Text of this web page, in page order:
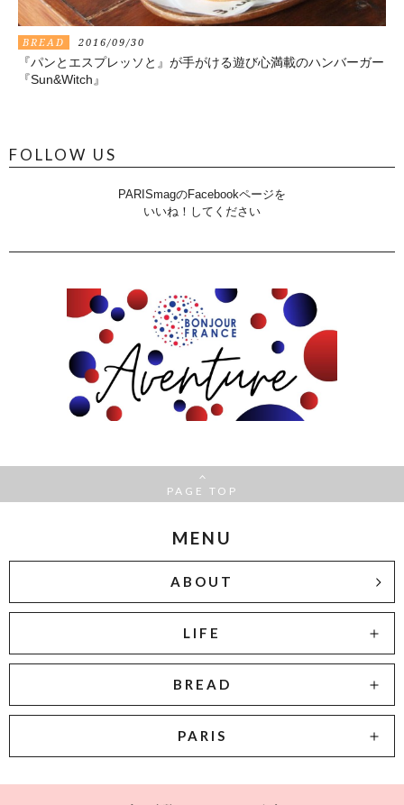
BREAD 2016/09/30
『パンとエスプレッソと』が手がける遊び心満載のハンバーガー
『Sun&Witch』
FOLLOW US
PARISmagのFacebookページを
いいね！してください
PAGE TOP
MENU
ABOUT
LIFE
BREAD
PARIS